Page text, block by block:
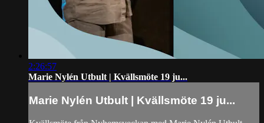
2:26:57
Marie Nylén Utbult | Kvällsmöte 19 ju...
Marie Nylén Utbult | Kvällsmöte 19 ju...